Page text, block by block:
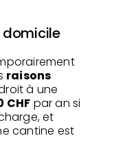
domicile
raisons
à une
CHF par an si
et
cantine est